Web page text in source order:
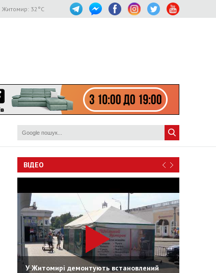
Житомир: 32 °C
ВІДЕО
У Житомирі демонтують встановлений